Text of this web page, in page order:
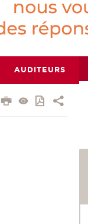
AUDITEURS